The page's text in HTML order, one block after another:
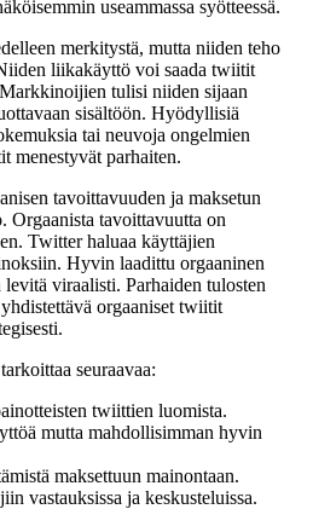
useammassa syötteessä.
merkitystä, mutta niiden teho
liikakäyttö voi saada twiitit
tulisi niiden sijaan
sisältöön. Hyödyllisiä
tai neuvoja ongelmien
menestyvät parhaiten.
tavoittavuuden ja maksetun
Orgaanista tavoittavuutta on
Twitter haluaa käyttäjien
Hyvin laadittu orgaaninen
viraalisti. Parhaiden tulosten
orgaaniset twiitit
seuraavaa:
twiittien luomista.
mutta mahdollisimman hyvin
maksettuun mainontaan.
vastauksissa ja keskusteluissa.